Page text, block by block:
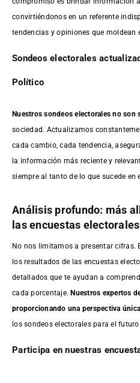
convirtiéndonos en un referente
tendencias y opiniones que moldean
Sondeos electorales
Político
Nuestros sondeos electorales no son
sociedad. Actualizamos
cada cambio, cada tendencia,
la información más reciente y
siempre al tanto de lo que sucede en
Análisis profundo: más
las encuestas electorales
No nos limitamos a presentar cifras.
los resultados de las encuestas
detallados que te ayudan a
cada porcentaje.Nuestros expertos
proporcionando una perspectiva única
los sondeos electorales para el
Participa en nuestras